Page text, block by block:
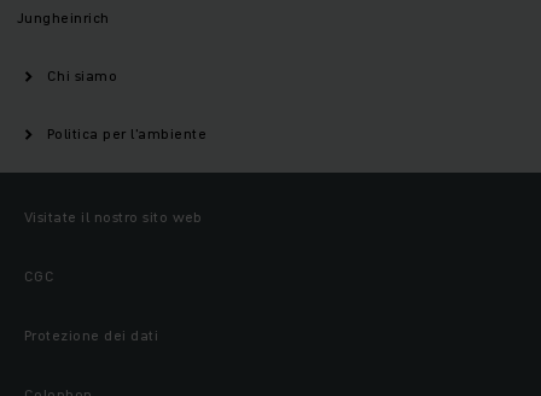
Jungheinrich
Chi siamo
Politica per l'ambiente
Visitate il nostro sito web
CGC
Protezione dei dati